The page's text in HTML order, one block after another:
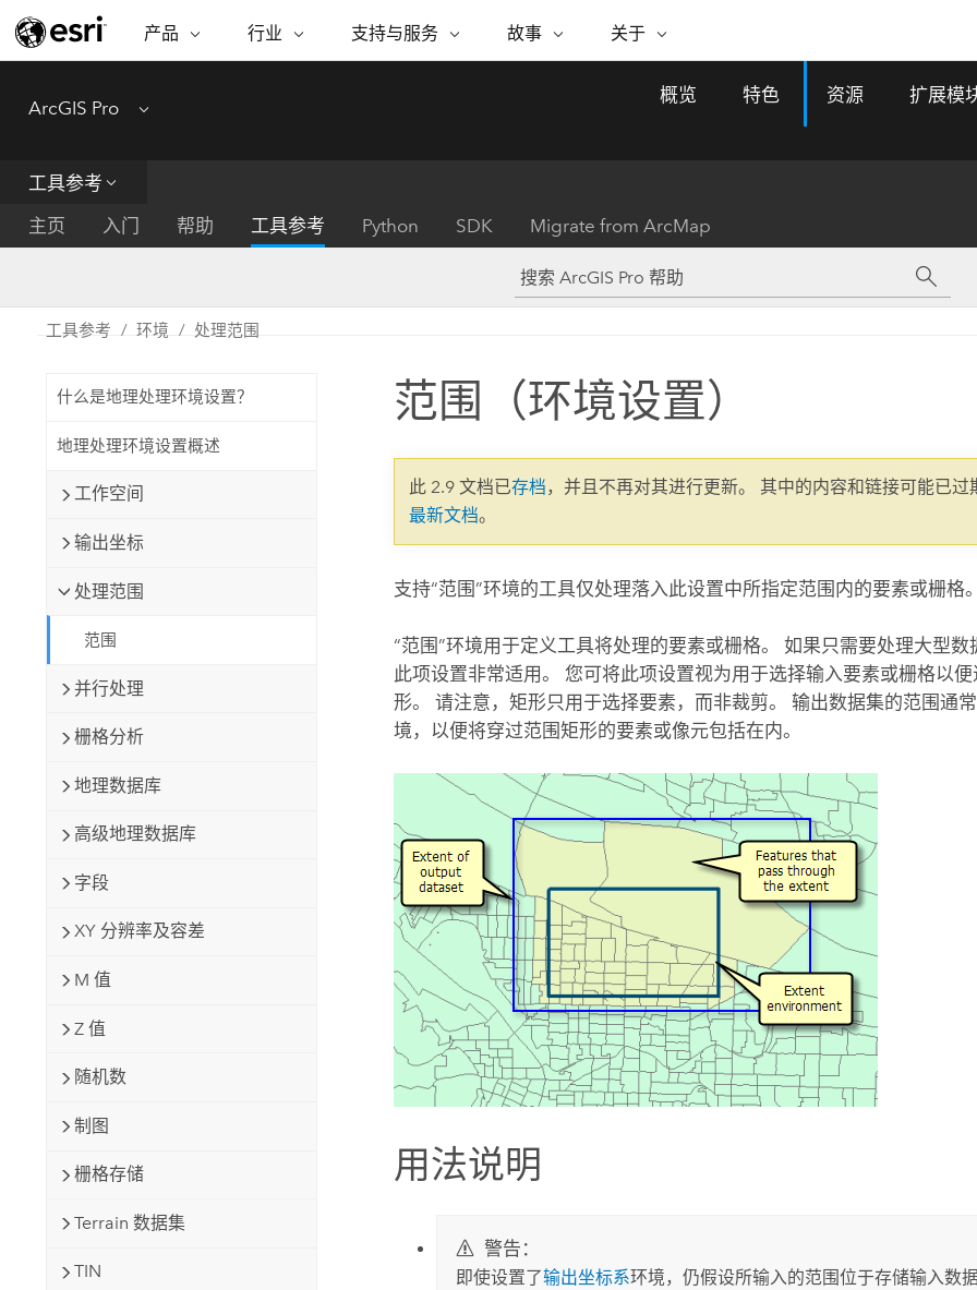
产品
ARCGIS
完整的 SaaS 制图平台
ArcGIS Enterprise
开发者技术
构建制图和空间分析应用程序
功能
将位置引入分析
集成、编辑和共享空间数据
Esri 产品、合作伙伴产品和开发
行业
行业
保护
能源公用事业
州和地方政府
交通运输
专题倡议
基础设施管理
者了解基础设施工程与周围环境的关系。
探索基础设施管理
支持与服务
支持与服务 自助服务
文档
My Esri
故事
ESRI 故事
现实世界的全球 GIS 创新
客
行业新闻和 ArcGIS 更新
所有故事
关于
关于 ESRI
合作伙伴
招贤纳士
联系我们
ArcGIS Pro Menu
概览 特色 资源 扩展模
工具参考
主页
入门 帮助 工具参考 Python SDK Migrate from ArcMap
工具参考 环境 处理范围
什么是地理处理环境设置？
地理处理环境设置概述
工作空间
输出坐标
处理范围
范围
并行处理
栅格分析
地理数据库
高级地理数据库
字段
XY 分辨率及容差
M 值
Z 值
随机数
制图
栅格存储
Terrain 数据集
TIN
范围（环境设置）
此 2.9 文档已存档，并且不再对其进行更新。 其中的内容和链接可能已
最新文档。
支持“范围”环境的工具仅处理落入此设置中所指定范围内的要素或栅格
“范围”环境用于定义工具将处理的要素或栅格。 如果只需要处理大型
此项设置非常适用。 您可将此项设置视为用于选择输入要素或栅格以
形。 请注意，矩形只用于选择要素，而非裁剪。 输出数据集的范围通
境，以便将穿过范围矩形的要素或像元包括在内。
用法说明
警告：
即使设置了输出坐标系环境，仍假设所输入的范围位于存储输入数